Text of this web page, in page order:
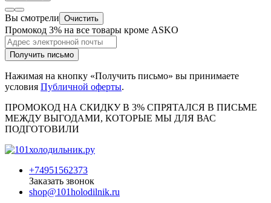
Вы смотрели Очистить
Промокод 3% на все товары кроме ASKO
Получить письмо
Нажимая на кнопку «Получить письмо» вы принимаете
условия Публичной оферты.
ПРОМОКОД НА СКИДКУ В 3% СПРЯТАЛСЯ В ПИCЬМЕ
МЕЖДУ ВЫГОДАМИ, КОТОРЫЕ МЫ ДЛЯ ВАС
ПОДГОТОВИЛИ
+74951562373
Заказать звонок
shop@101holodilnik.ru